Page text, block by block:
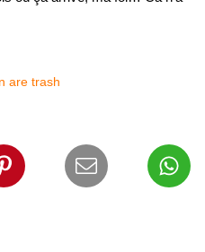
are trash